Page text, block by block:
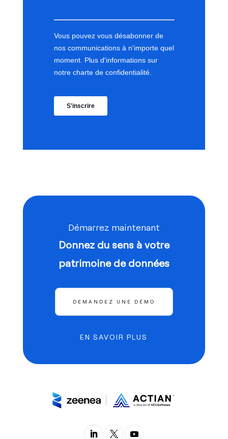
Démarrez maintenant
Donnez du sens à votre
patrimoine de données
DEMANDEZ UNE DÉMO
EN SAVOIR PLUS